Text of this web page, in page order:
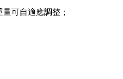
可自適應調整；